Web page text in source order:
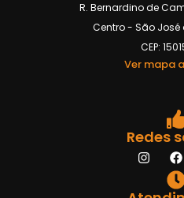
R. Bernardino de
Centro - São José
CEP:
Ver mapa
Redes